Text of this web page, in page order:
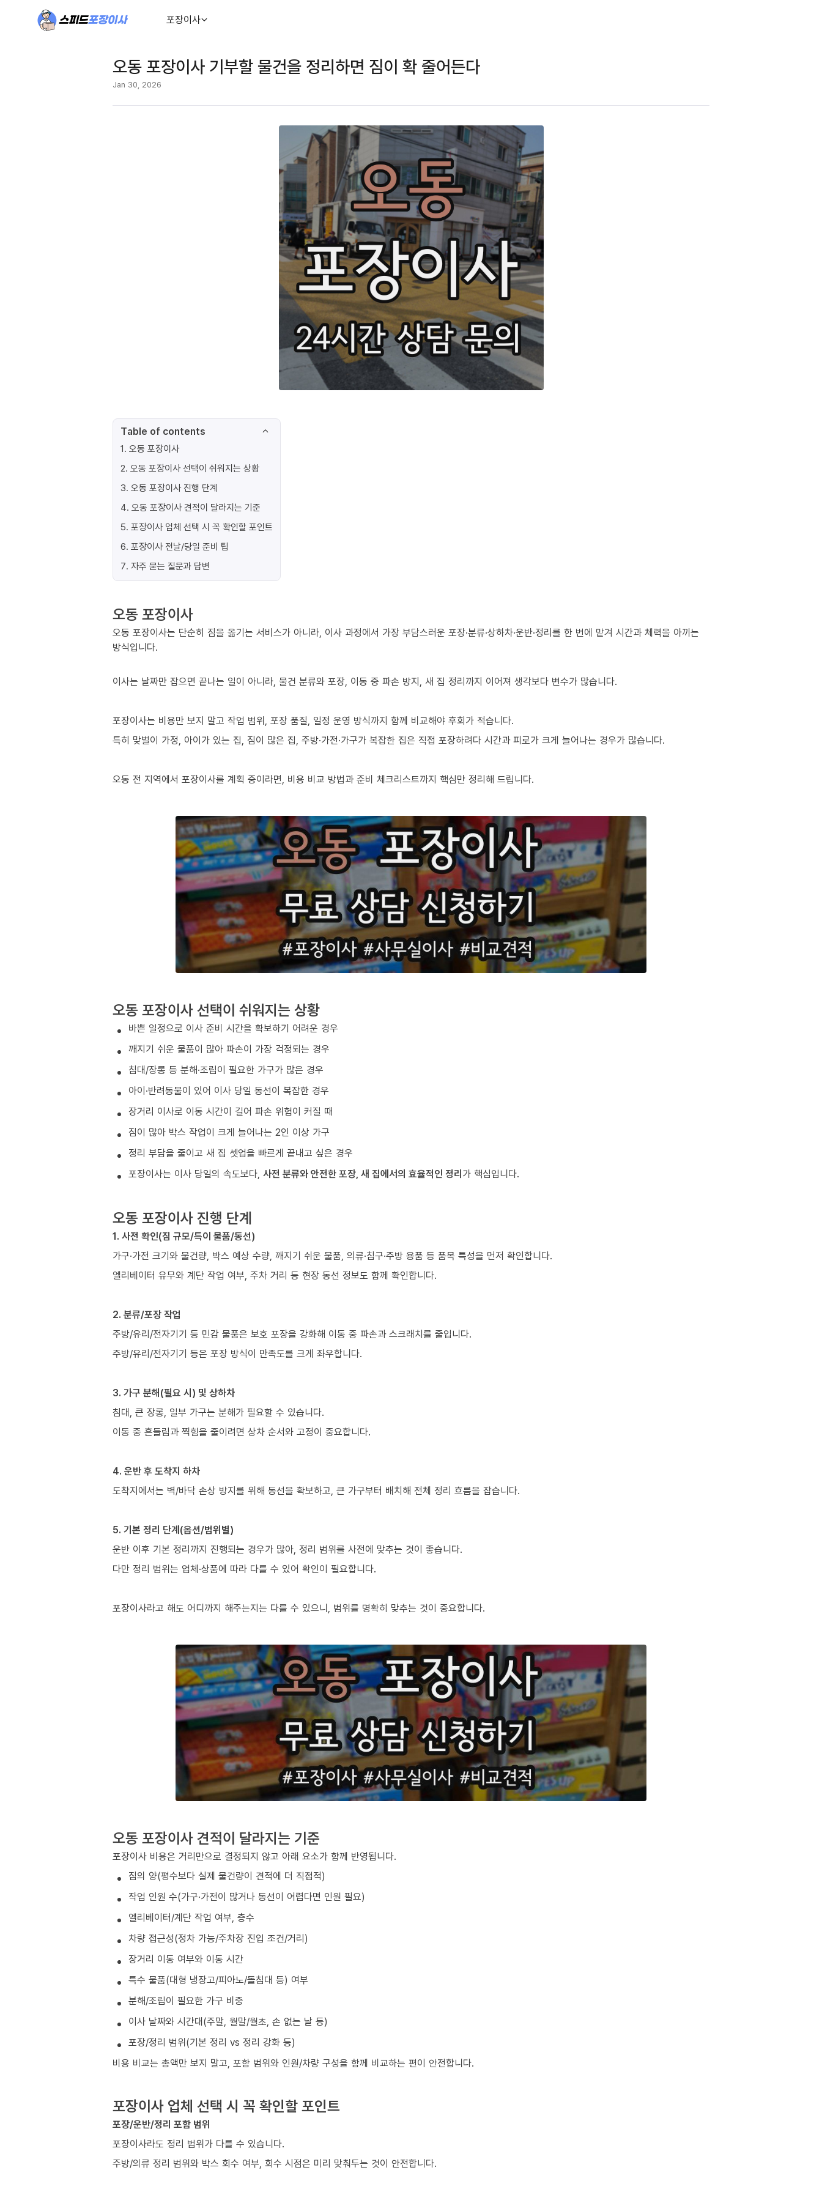
포장이사
오동 포장이사 기부할 물건을 정리하면 짐이 확 줄어든다
Jan 30, 2026
Table of contents
1. 오동 포장이사
2. 오동 포장이사 선택이 쉬워지는 상황
3. 오동 포장이사 진행 단계
4. 오동 포장이사 견적이 달라지는 기준
5. 포장이사 업체 선택 시 꼭 확인할 포인트
6. 포장이사 전날/당일 준비 팁
7. 자주 묻는 질문과 답변
오동 포장이사
오동 포장이사는 단순히 짐을 옮기는 서비스가 아니라, 이사 과정에서 가장 부담스러운 포장·분류·상하차·운반·정리를 한 번에 맡겨 시간과 체력을 아끼는
방식입니다.
이사는 날짜만 잡으면 끝나는 일이 아니라, 물건 분류와 포장, 이동 중 파손 방지, 새 집 정리까지 이어져 생각보다 변수가 많습니다.
포장이사는 비용만 보지 말고 작업 범위, 포장 품질, 일정 운영 방식까지 함께 비교해야 후회가 적습니다.
특히 맞벌이 가정, 아이가 있는 집, 짐이 많은 집, 주방·가전·가구가 복잡한 집은 직접 포장하려다 시간과 피로가 크게 늘어나는 경우가 많습니다.
오동 전 지역에서 포장이사를 계획 중이라면, 비용 비교 방법과 준비 체크리스트까지 핵심만 정리해 드립니다.
오동 포장이사 선택이 쉬워지는 상황
바쁜 일정으로 이사 준비 시간을 확보하기 어려운 경우
깨지기 쉬운 물품이 많아 파손이 가장 걱정되는 경우
침대/장롱 등 분해·조립이 필요한 가구가 많은 경우
아이·반려동물이 있어 이사 당일 동선이 복잡한 경우
장거리 이사로 이동 시간이 길어 파손 위험이 커질 때
짐이 많아 박스 작업이 크게 늘어나는 2인 이상 가구
정리 부담을 줄이고 새 집 셋업을 빠르게 끝내고 싶은 경우
포장이사는 이사 당일의 속도보다, 사전 분류와 안전한 포장, 새 집에서의 효율적인 정리가 핵심입니다.
오동 포장이사 진행 단계
1. 사전 확인(짐 규모/특이 물품/동선)
가구·가전 크기와 물건량, 박스 예상 수량, 깨지기 쉬운 물품, 의류·침구·주방 용품 등 품목 특성을 먼저 확인합니다.
엘리베이터 유무와 계단 작업 여부, 주차 거리 등 현장 동선 정보도 함께 확인합니다.
2. 분류/포장 작업
주방/유리/전자기기 등 민감 물품은 보호 포장을 강화해 이동 중 파손과 스크래치를 줄입니다.
주방/유리/전자기기 등은 포장 방식이 만족도를 크게 좌우합니다.
3. 가구 분해(필요 시) 및 상하차
침대, 큰 장롱, 일부 가구는 분해가 필요할 수 있습니다.
이동 중 흔들림과 찍힘을 줄이려면 상차 순서와 고정이 중요합니다.
4. 운반 후 도착지 하차
도착지에서는 벽/바닥 손상 방지를 위해 동선을 확보하고, 큰 가구부터 배치해 전체 정리 흐름을 잡습니다.
5. 기본 정리 단계(옵션/범위별)
운반 이후 기본 정리까지 진행되는 경우가 많아, 정리 범위를 사전에 맞추는 것이 좋습니다.
다만 정리 범위는 업체·상품에 따라 다를 수 있어 확인이 필요합니다.
포장이사라고 해도 어디까지 해주는지는 다를 수 있으니, 범위를 명확히 맞추는 것이 중요합니다.
오동 포장이사 견적이 달라지는 기준
포장이사 비용은 거리만으로 결정되지 않고 아래 요소가 함께 반영됩니다.
짐의 양(평수보다 실제 물건량이 견적에 더 직접적)
작업 인원 수(가구·가전이 많거나 동선이 어렵다면 인원 필요)
엘리베이터/계단 작업 여부, 층수
차량 접근성(정차 가능/주차장 진입 조건/거리)
장거리 이동 여부와 이동 시간
특수 물품(대형 냉장고/피아노/돌침대 등) 여부
분해/조립이 필요한 가구 비중
이사 날짜와 시간대(주말, 월말/월초, 손 없는 날 등)
포장/정리 범위(기본 정리 vs 정리 강화 등)
비용 비교는 총액만 보지 말고, 포함 범위와 인원/차량 구성을 함께 비교하는 편이 안전합니다.
포장이사 업체 선택 시 꼭 확인할 포인트
포장/운반/정리 포함 범위
포장이사라도 정리 범위가 다를 수 있습니다.
주방/의류 정리 범위와 박스 회수 여부, 회수 시점은 미리 맞춰두는 것이 안전합니다.